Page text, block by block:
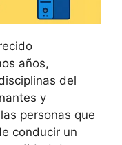
años,
del
y
personas que
conducir un